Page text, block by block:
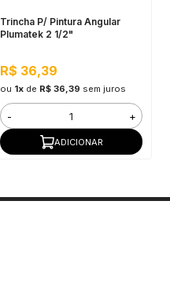
Trincha P/ Pintura Angular
Plumatek 2 1/2"
R$ 36,39
ou 1xde R$ 36,39 sem juros
- +
ADICIONAR